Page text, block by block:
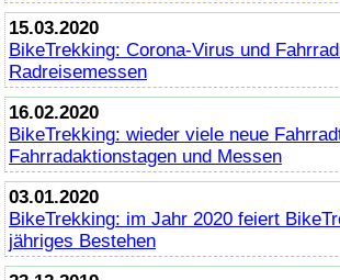
15.03.2020
BikeTrekking: Corona-Virus und
Radreisemessen
16.02.2020
BikeTrekking: wieder viele neue
Fahrradaktionstagen und Messen
03.01.2020
BikeTrekking: im Jahr 2020 feiert
jähriges Bestehen